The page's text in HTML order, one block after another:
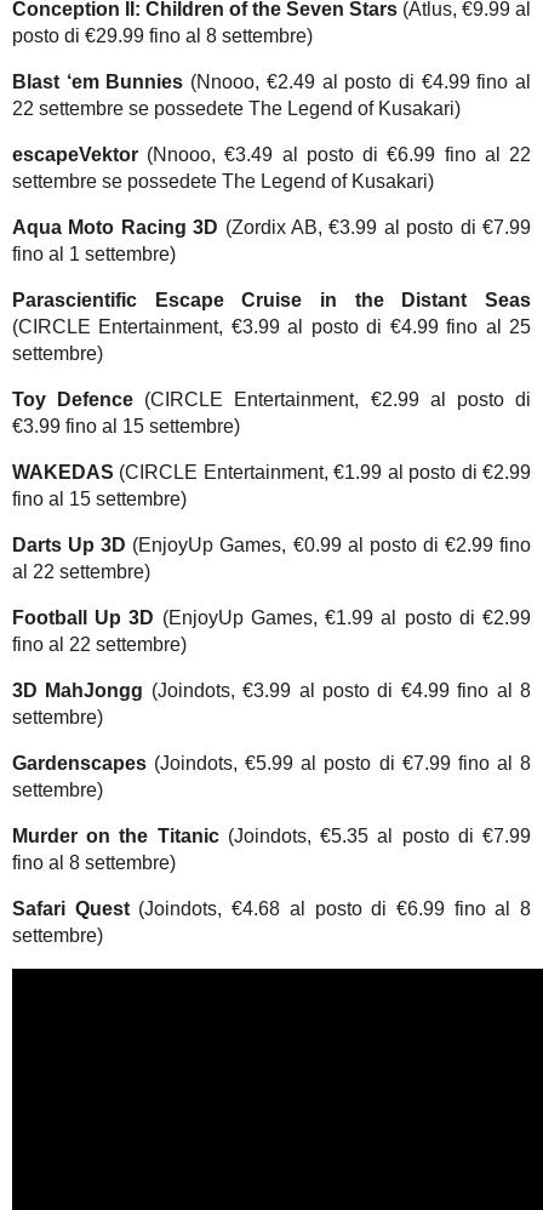
Conception II: Children of the Seven Stars (Atlus, €9.99 al
posto di €29.99 fino al 8 settembre)
Blast ‘em Bunnies (Nnooo, €2.49 al posto di €4.99 fino al
22 settembre se possedete The Legend of Kusakari)
escapeVektor (Nnooo, €3.49 al posto di €6.99 fino al 22
settembre se possedete The Legend of Kusakari)
Aqua Moto Racing 3D (Zordix AB, €3.99 al posto di €7.99
fino al 1 settembre)
Parascientific Escape Cruise in the Distant Seas
(CIRCLE Entertainment, €3.99 al posto di €4.99 fino al 25
settembre)
Toy Defence (CIRCLE Entertainment, €2.99 al posto di
€3.99 fino al 15 settembre)
WAKEDAS (CIRCLE Entertainment, €1.99 al posto di €2.99
fino al 15 settembre)
Darts Up 3D (EnjoyUp Games, €0.99 al posto di €2.99 fino
al 22 settembre)
Football Up 3D (EnjoyUp Games, €1.99 al posto di €2.99
fino al 22 settembre)
3D MahJongg (Joindots, €3.99 al posto di €4.99 fino al 8
settembre)
Gardenscapes (Joindots, €5.99 al posto di €7.99 fino al 8
settembre)
Murder on the Titanic(Joindots, €5.35 al posto di €7.99
fino al 8 settembre)
Safari Quest(Joindots, €4.68 al posto di €6.99 fino al 8
settembre)